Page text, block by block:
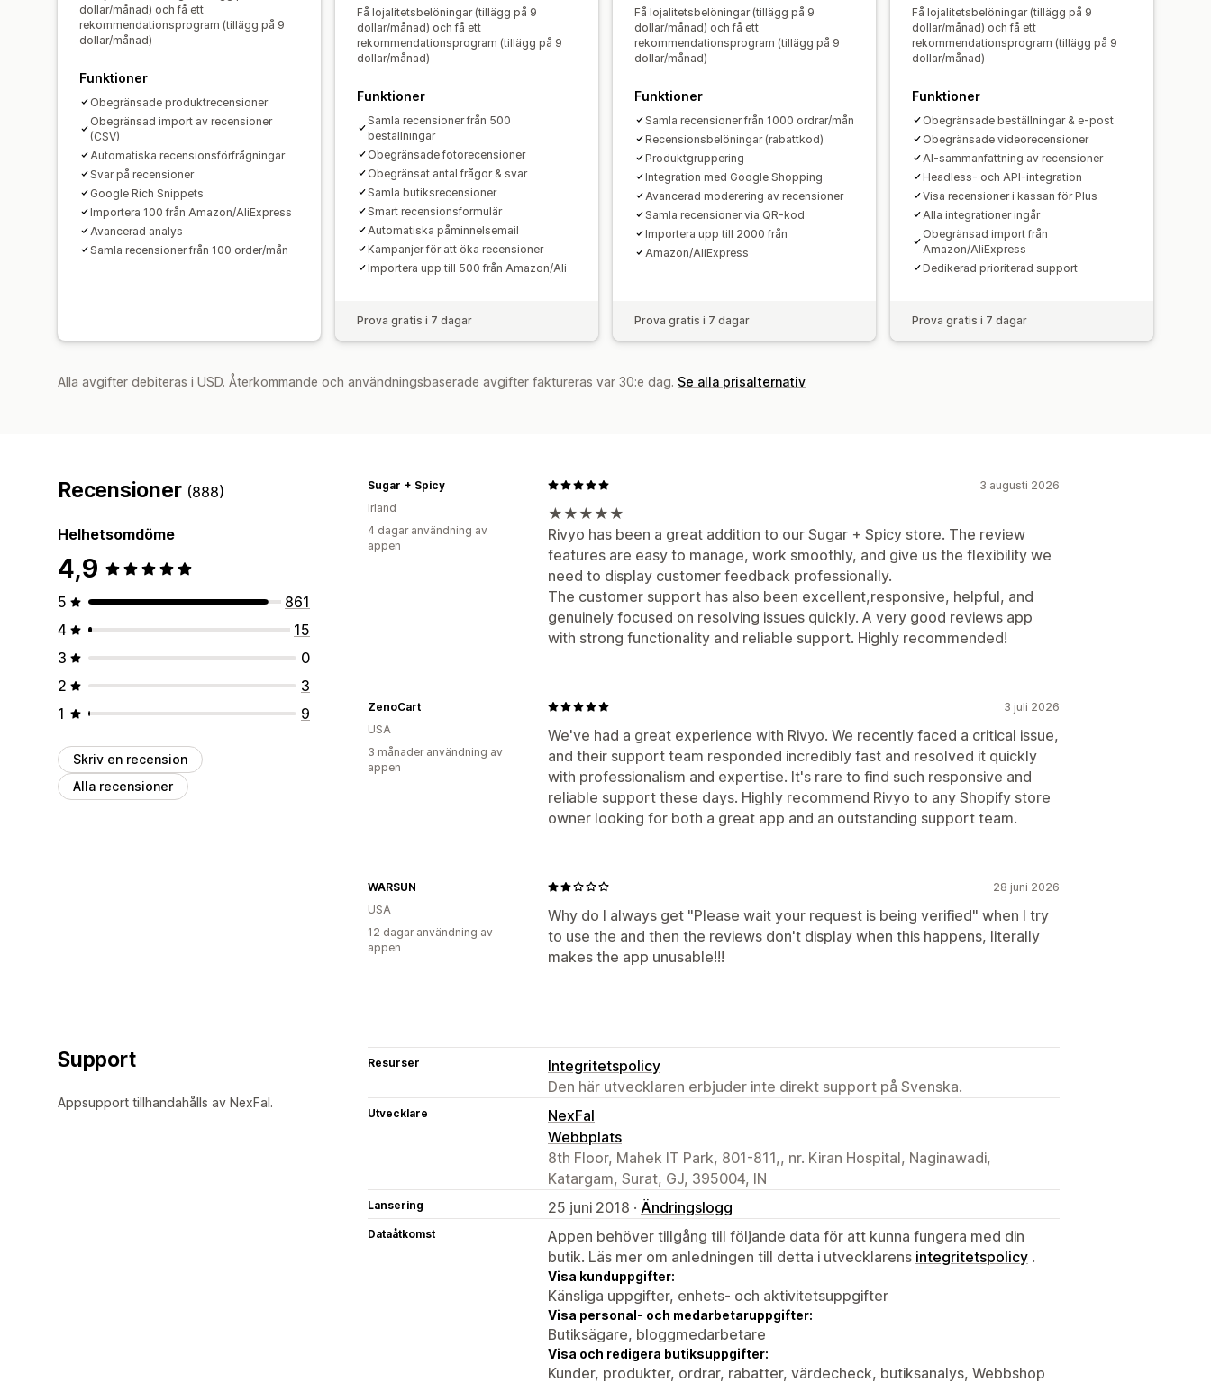
Anpassade förfrågningar
dollar/månad) och få ett
rekommendationsprogram (tillägg på 9
dollar/månad)
Funktioner
Obegränsade produktrecensioner
Obegränsad import av recensioner
(CSV)
Automatiska recensionsförfrågningar
Svar på recensioner
Google Rich Snippets
Importera 100 från Amazon/AliExpress
Avancerad analys
Samla recensioner från 100 order/mån
Få lojalitetsbelöningar (tillägg på 9
dollar/månad) och få ett
rekommendationsprogram (tillägg på 9
dollar/månad)
Funktioner
Samla recensioner från 500
beställningar
Obegränsade fotorecensioner
Obegränsat antal frågor & svar
Samla butiksrecensioner
Smart recensionsformulär
Automatiska påminnelsemail
Kampanjer för att öka recensioner
Importera upp till 500 från Amazon/Ali
Prova gratis i 7 dagar
Få lojalitetsbelöningar (tillägg på 9
dollar/månad) och få ett
rekommendationsprogram (tillägg på 9
dollar/månad)
Funktioner
Samla recensioner från 1000 ordrar/mån
Recensionsbelöningar (rabattkod)
Produktgruppering
Integration med Google Shopping
Avancerad moderering av recensioner
Samla recensioner via QR-kod
Importera upp till 2000 från
Amazon/AliExpress
Prova gratis i 7 dagar
Få lojalitetsbelöningar (tillägg på 9
dollar/månad) och få ett
rekommendationsprogram (tillägg på 9
dollar/månad)
Funktioner
Obegränsade beställningar & e-post
Obegränsade videorecensioner
AI-sammanfattning av recensioner
Headless- och API-integration
Visa recensioner i kassan för Plus
Alla integrationer ingår
Obegränsad import från
Amazon/AliExpress
Dedikerad prioriterad support
Prova gratis i 7 dagar
Alla avgifter debiteras i USD. Återkommande och användningsbaserade avgifter faktureras var 30:e dag. Se alla prisalternativ
Recensioner (888)
Helhetsomdöme
4,9
5
861
4
15
3
0
2
3
1
9
Skriv en recension
Alla recensioner
3 augusti 2026
★★★★★
Rivyo has been a great addition to our Sugar + Spicy store. The review
features are easy to manage, work smoothly, and give us the flexibility we
need to display customer feedback professionally.
The customer support has also been excellent,responsive, helpful, and
genuinely focused on resolving issues quickly. A very good reviews app
with strong functionality and reliable support. Highly recommended!
Sugar + Spicy
Irland
4 dagar användning av
appen
3 juli 2026
We've had a great experience with Rivyo. We recently faced a critical issue,
and their support team responded incredibly fast and resolved it quickly
with professionalism and expertise. It's rare to find such responsive and
reliable support these days. Highly recommend Rivyo to any Shopify store
owner looking for both a great app and an outstanding support team.
ZenoCart
USA
3 månader användning av
appen
28 juni 2026
Why do I always get "Please wait your request is being verified" when I try
to use the and then the reviews don't display when this happens, literally
makes the app unusable!!!
WARSUN
USA
12 dagar användning av
appen
Support
Appsupport tillhandahålls av NexFal.
Resurser
Integritetspolicy
Den här utvecklaren erbjuder inte direkt support på Svenska.
Utvecklare
NexFal
Webbplats
8th Floor, Mahek IT Park, 801-811,, nr. Kiran Hospital, Naginawadi,
Katargam, Surat, GJ, 395004, IN
Lansering 25 juni 2018 · Ändringslogg
Dataåtkomst
Appen behöver tillgång till följande data för att kunna fungera med din
butik. Läs mer om anledningen till detta i utvecklarens integritetspolicy .
Visa kunduppgifter:
Känsliga uppgifter, enhets- och aktivitetsuppgifter
Visa personal- och medarbetaruppgifter:
Butiksägare, bloggmedarbetare
Visa och redigera butiksuppgifter:
Kunder, produkter, ordrar, rabatter, värdecheck, butiksanalys, Webbshop